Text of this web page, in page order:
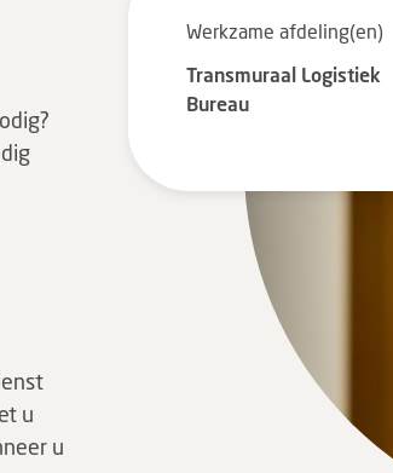
u
u
Werkzame afdeling(en)
Transmuraal Logistiek
Bureau